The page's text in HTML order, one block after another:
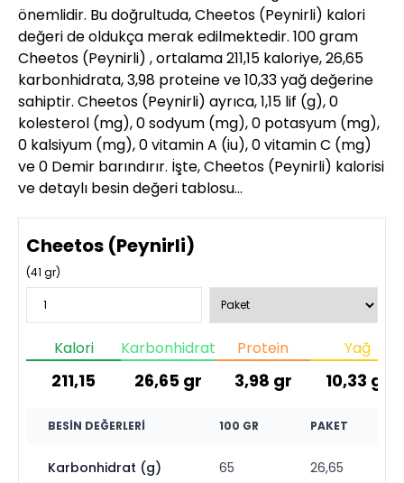
önemlidir. Bu doğrultuda, Cheetos (Peynirli) kalori
değeri de oldukça merak edilmektedir. 100 gram
Cheetos (Peynirli) , ortalama 211,15 kaloriye, 26,65
karbonhidrata, 3,98 proteine ve 10,33 yağ değerine
sahiptir. Cheetos (Peynirli) ayrıca, 1,15 lif (g), 0
kolesterol (mg), 0 sodyum (mg), 0 potasyum (mg),
0 kalsiyum (mg), 0 vitamin A (iu), 0 vitamin C (mg)
ve 0 Demir barındırır. İşte, Cheetos (Peynirli) kalorisi
ve detaylı besin değeri tablosu…
Cheetos (Peynirli)
(41 gr)
Kalori
211,15
Karbonhidrat
26,65 gr
Protein
3,98 gr
Yağ
10,33 gr
BESIN DEĞERLERI 100 GR PAKET
Karbonhidrat (g) 65 26,65